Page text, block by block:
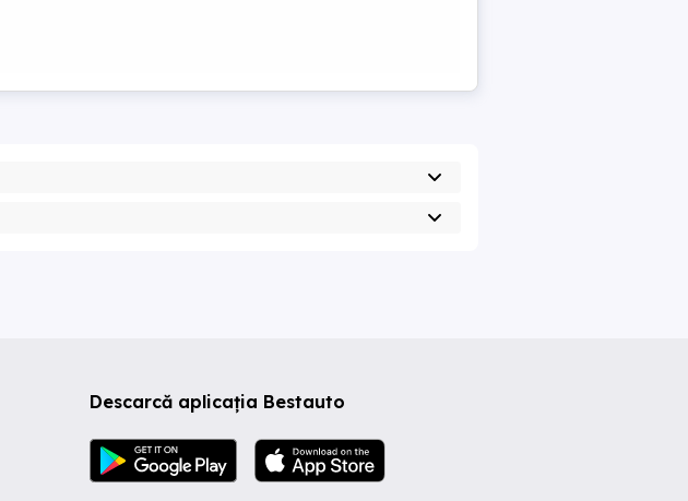
Descarcă aplicația Bestauto